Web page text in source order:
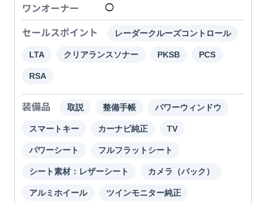
ワンオーナー ◯
セールスポイント レーダークルーズコントロール
LTA クリアランスソナー PKSB PCS
RSA
装備品 取説 整備手帳 パワーウィンドウ
スマートキー カーナビ純正 TV
パワーシート フルフラットシート
シート素材：レザーシート カメラ（バック）
アルミホイール ツインモニター純正